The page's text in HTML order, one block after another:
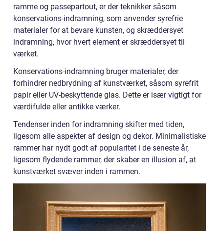
ramme og passepartout, er der teknikker såsom
konservations-indramning, som anvender syrefrie
materialer for at bevare kunsten, og skræddersyet
indramning, hvor hvert element er skræddersyet til
værket.
Konservations-indramning bruger materialer, der
forhindrer nedbrydning af kunstværket, såsom syrefrit
papir eller UV-beskyttende glas. Dette er især vigtigt for
værdifulde eller antikke værker.
Tendenser inden for indramning skifter med tiden,
ligesom alle aspekter af design og dekor. Minimalistiske
rammer har nydt godt af popularitet i de seneste år,
ligesom flydende rammer, der skaber en illusion af, at
kunstværket svæver inden i rammen.